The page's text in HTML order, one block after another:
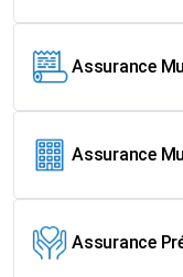
Assurance
Assurance
Assurance